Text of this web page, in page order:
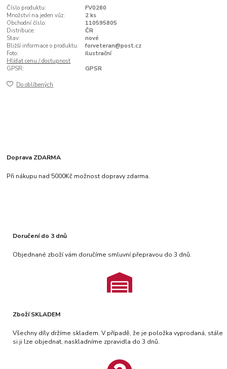
Číslo produktu:
FV0260
Množství na jeden vůz:
2 ks
Obchodní číslo:
110595805
Distribuce:
ČR
Stav:
nové
Bližší informace o produktu:
forveteran@post.cz
Foto:
ilustrační
Hlídat cenu / dostupnost
GPSR:
GPSR
Do oblíbených
Doprava ZDARMA
Při nákupu nad 5000Kč možnost dopravy zdarma.
Doručení do 3 dnů
Objednané zboží vám doručíme smluvní přepravou do 3 dnů.
Zboží SKLADEM
Všechny díly držíme skladem. V případě, že je položka vyprodaná, stále
si ji lze objednat, naskladníme zpravidla do 3 dnů.